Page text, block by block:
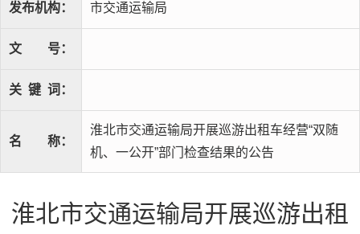
发布机构： 市交通运输局
文 号：
关 键 词：
名 称：
淮北市交通运输局开展巡游出租车经营“双随
机、一公开”部门检查结果的公告
淮北市交通运输局开展巡游出租